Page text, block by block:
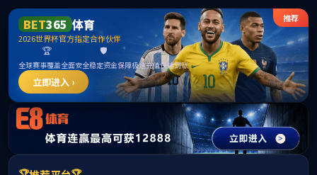
ylzz线路检测-首页
首页 学院概况 师资力量